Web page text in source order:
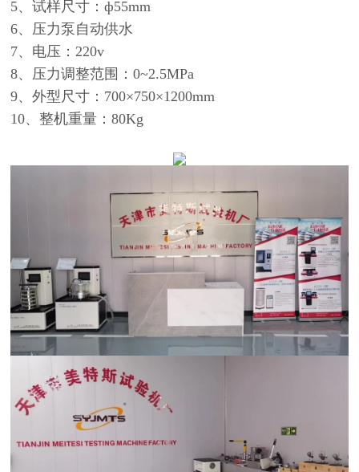
5、试样尺寸：ф55mm
6、压力泵自动供水
7、电压：220v
8、压力调整范围：0~2.5MPa
9、外型尺寸：700×750×1200mm
10、整机重量：80Kg